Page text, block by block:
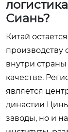
Сиань?
Китай
производству
внутри
качестве.
является
династии
заводы, но и